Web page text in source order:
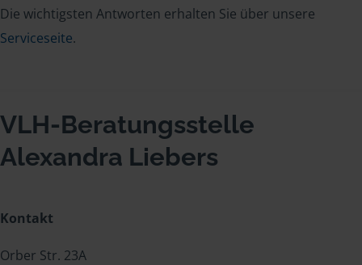
Die wichtigsten Antworten erhalten Sie über unsere
Serviceseite.
VLH-Beratungsstelle
Alexandra Liebers
Kontakt
Orber Str. 23A